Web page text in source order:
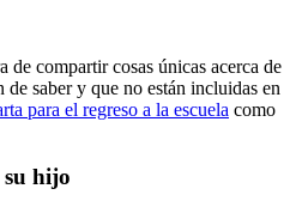
de compartir cosas únicas acerca de
de saber y que no están incluidas en
para el regreso a la escuela como
hijo